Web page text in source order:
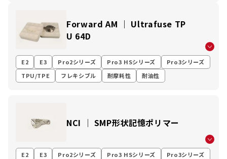
Forward AM ｜ Ultrafuse TP
U 64D
E2 E3 Pro2シリーズ Pro3 HSシリーズ
Pro3シリーズ
TPU/TPE
フレキシブル 耐摩耗性 耐油性
NCI │ SMP形状記憶ポリマー
E2 E3 Pro2シリーズ Pro3 HSシリーズ
Pro3シリーズ